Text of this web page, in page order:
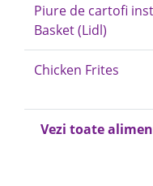
Piure de cartofi
Basket (Lidl)
Chicken Frites
Vezi toate